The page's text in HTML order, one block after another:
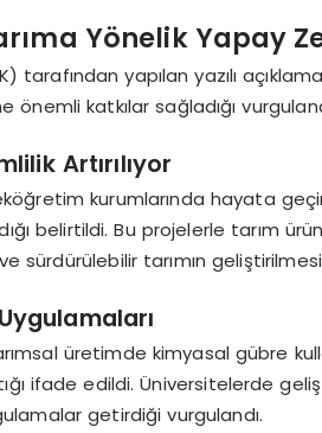
Yönelik Yapay
tarafından yapılan yazılı
katkılar sağladığı
Artırılıyor
kurumlarında hayata
belirtildi. Bu projelerle tarım
sürdürülebilir tarımın
üretimde kimyasal gübre
ifade edildi. Üniversitelerde
getirdiği vurgulandı.